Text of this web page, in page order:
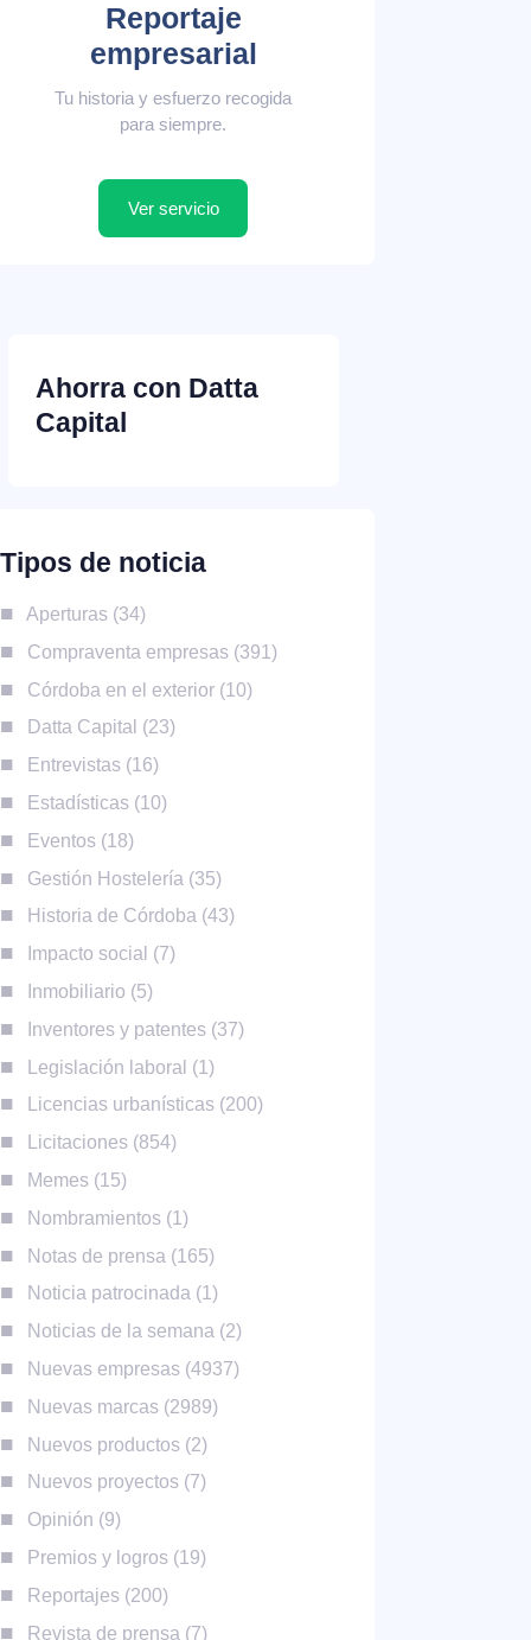
Reportaje
empresarial
Tu historia y esfuerzo recogida
para siempre.
Ver servicio
Ahorra con Datta
Capital
Tipos de noticia
Aperturas 34
Compraventa empresas 391
Córdoba en el exterior 10
Datta Capital
23
Entrevistas 16
Estadísticas 10
Eventos 18
Gestión Hostelería 35
Historia de Córdoba 43
Impacto social 7
Inmobiliario 5
Inventores y patentes 37
Legislación laboral 1
Licencias urbanísticas 200
Licitaciones 854
Memes 15
Nombramientos 1
Notas de prensa 165
Noticia patrocinada 1
Noticias de la semana 2
Nuevas empresas 4937
Nuevas marcas 2989
Nuevos productos 2
Nuevos proyectos 7
Opinión 9
Premios y logros 19
Reportajes 200
Revista de prensa 7